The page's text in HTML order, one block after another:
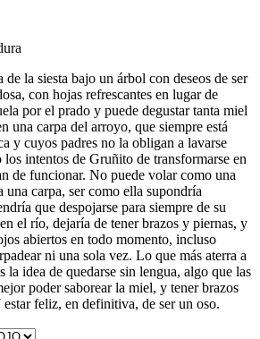
la siesta bajo un árbol con deseos de ser
con hojas refrescantes en lugar de
por el prado y puede degustar tanta miel
una carpa del arroyo, que siempre está
y cuyos padres no la obligan a lavarse
los intentos de Gruñito de transformarse en
de funcionar. No puede volar como una
una carpa, ser como ella supondría
que despojarse para siempre de su
el río, dejaría de tener brazos y piernas, y
abiertos en todo momento, incluso
ni una sola vez. Lo que más aterra a
la idea de quedarse sin lengua, algo que las
poder saborear la miel, y tener brazos
feliz, en definitiva, de ser un oso.